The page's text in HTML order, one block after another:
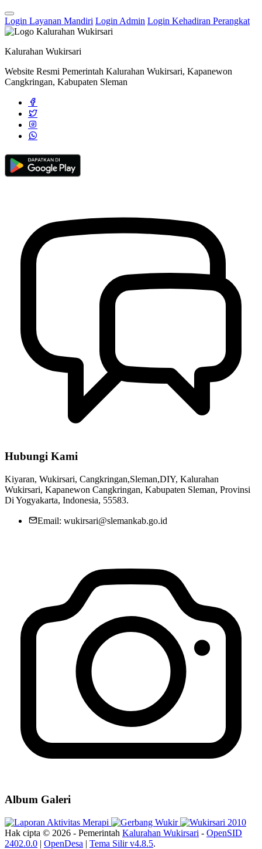
Bupati Sleman Resmikan RTLH Di Dusun Gatak, Kalurahan
Wukirsari 30 Mei 2022
Login Layanan Mandiri Login Admin Login Kehadiran Perangkat
Kalurahan Wukirsari
Website Resmi Pemerintah Kalurahan Wukirsari, Kapanewon
Cangkringan, Kabupaten Sleman
Hubungi Kami
Kiyaran, Wukirsari, Cangkringan,Sleman,DIY, Kalurahan
Wukirsari, Kapanewon Cangkringan, Kabupaten Sleman, Provinsi
Di Yogyakarta, Indonesia, 55583.
Email: wukirsari@slemankab.go.id
Album Galeri
Hak cipta © 2026 - Pemerintah Kalurahan Wukirsari - OpenSID
2402.0.0 | OpenDesa | Tema Silir v4.8.5.